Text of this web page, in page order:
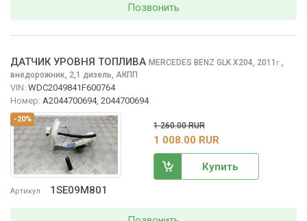
Позвонить
-20%
Артикул 1SE09M801
ДАТЧИК УРОВНЯ ТОПЛИВА MERCEDES BENZ GLK X204, 2011 г.,
внедорожник, 2,1 дизель, АКПП
VIN: WDC2049841F600764
Номер: A2044700694, 2044700694
1 260.00 RUR
1 008.00 RUR
Купить